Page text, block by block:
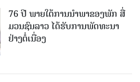
76 ປີ ພາຍໃຕ້ການນໍາພາຂອງພັກ ສື່
ມວນຊົນລາວ ໄດ້ຮັບການພັດທະນາ
ຢ່າງຕໍ່ເນື່ອງ